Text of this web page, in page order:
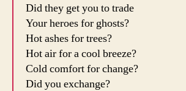
Did they get you to trade
Your heroes for ghosts?
Hot ashes for trees?
Hot air for a cool breeze?
Cold comfort for change?
Did you exchange?